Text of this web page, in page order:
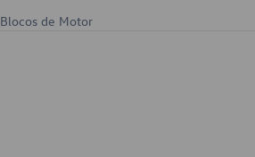
Blocos de Motor